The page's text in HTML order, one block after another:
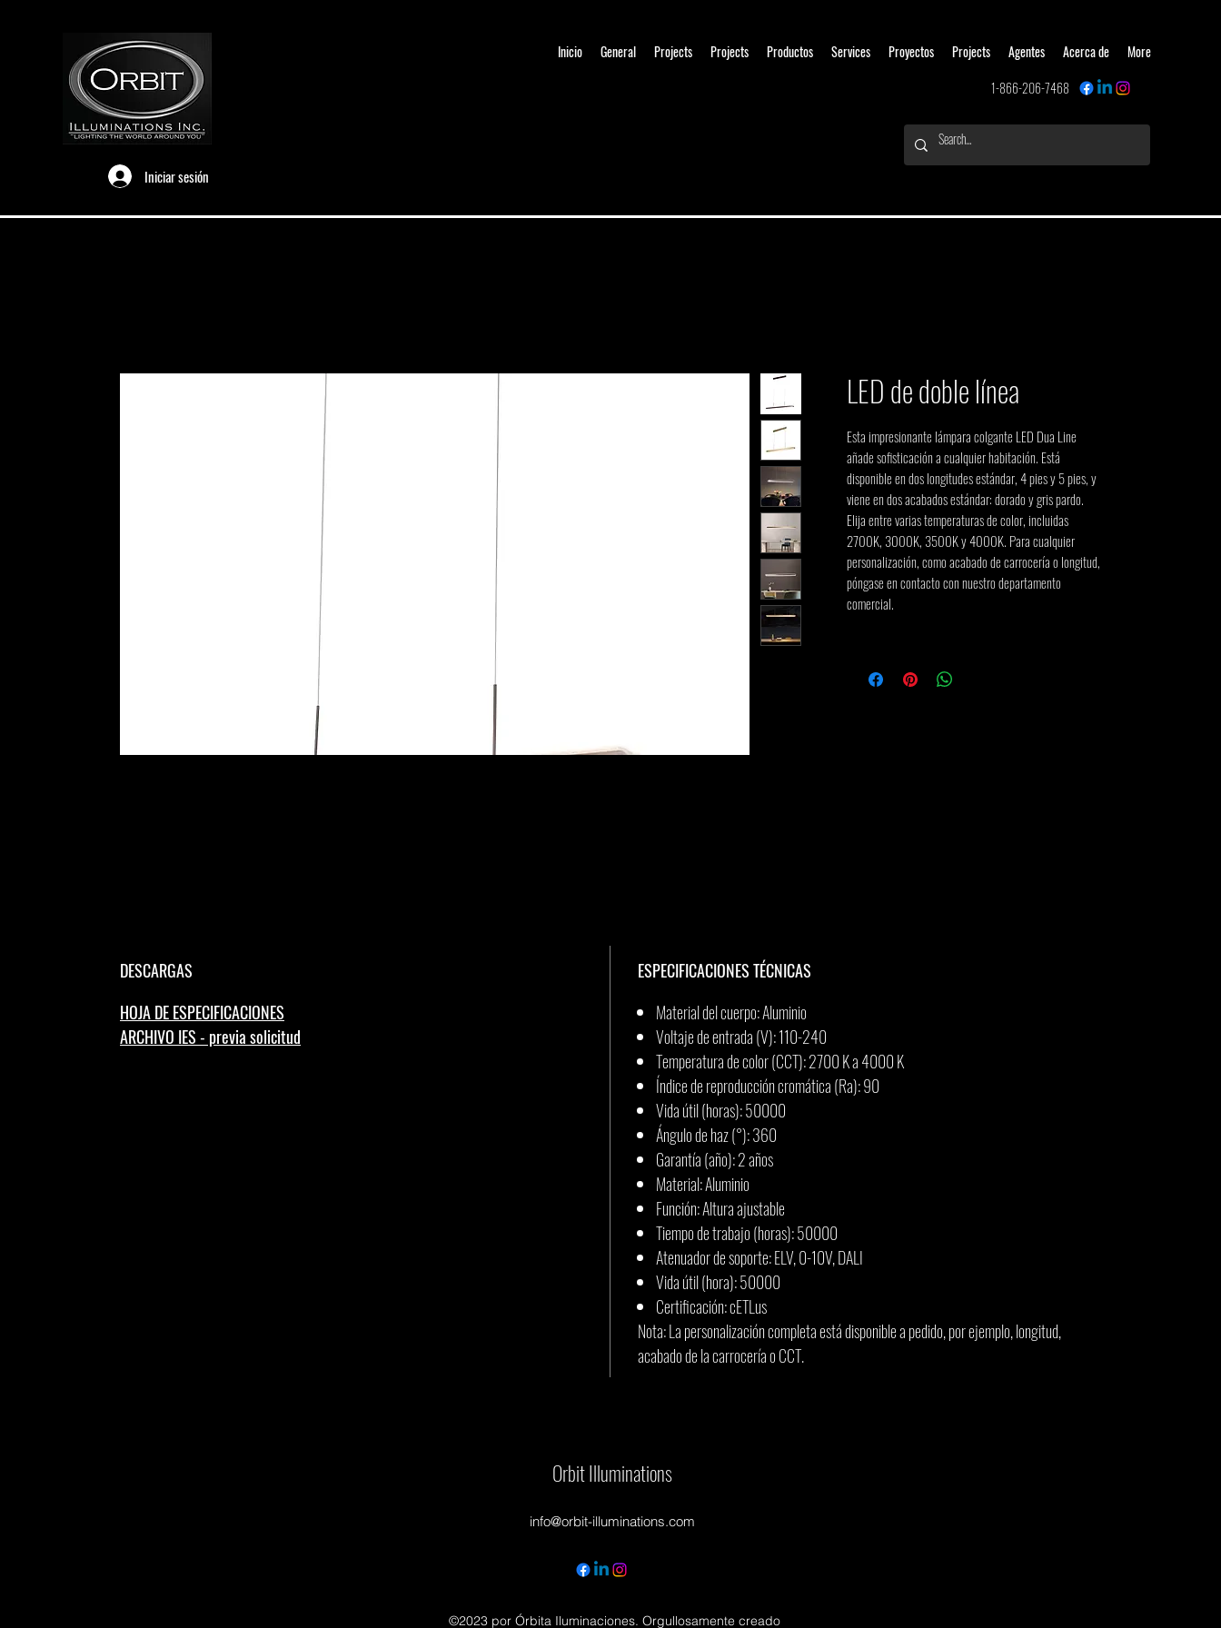
Iniciar sesión
Inicio General Projects Projects Productos Services Proyectos Projects Agentes Acerca de
More
1-866-206-7468
LED de doble línea
Esta impresionante lámpara colgante LED Dua Line
añade sofisticación a cualquier habitación. Está
disponible en dos longitudes estándar, 4 pies y 5 pies, y
viene en dos acabados estándar: dorado y gris pardo.
Elija entre varias temperaturas de color, incluidas
2700K, 3000K, 3500K y 4000K. Para cualquier
personalización, como acabado de carrocería o longitud,
póngase en contacto con nuestro departamento
comercial.
DESCARGAS
HOJA DE ESPECIFICACIONES
ARCHIVO IES - previa solicitud
ESPECIFICACIONES TÉCNICAS
Material del cuerpo: Aluminio
Voltaje de entrada (V): 110-240
Temperatura de color (CCT): 2700 K a 4000 K
Índice de reproducción cromática (Ra): 90
Vida útil (horas): 50000
Ángulo de haz (°): 360
Garantía (año): 2 años
Material: Aluminio
Función: Altura ajustable
Tiempo de trabajo (horas): 50000
Atenuador de soporte: ELV, 0-10V, DALI
Vida útil (hora): 50000
Certificación: cETLus
Nota: La personalización completa está disponible a pedido, por ejemplo, longitud,
acabado de la carrocería o CCT.
Orbit Illuminations
info@orbit-illuminations.com
©2023 por Órbita Iluminaciones. Orgullosamente creado